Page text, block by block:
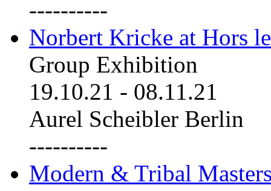
----------
Norbert Kricke at Hors
Group Exhibition
19.10.21 - 08.11.21
Aurel Scheibler Berlin
----------
Modern & Tribal